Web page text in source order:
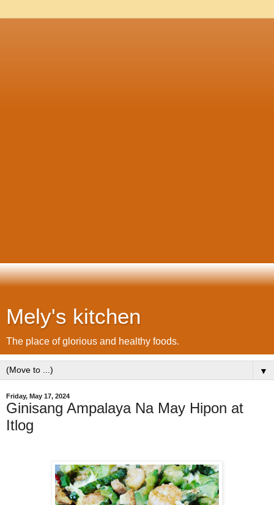
Mely's kitchen
The place of glorious and healthy foods.
▼
Friday, May 17, 2024
Ginisang Ampalaya Na May Hipon at
Itlog